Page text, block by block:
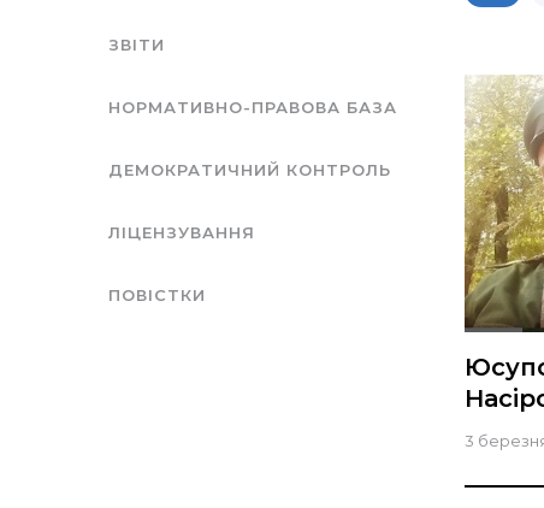
ЗВІТИ
НОРМАТИВНО-ПРАВОВА БАЗА
ДЕМОКРАТИЧНИЙ КОНТРОЛЬ
ЛІЦЕНЗУВАННЯ
ПОВІСТКИ
3